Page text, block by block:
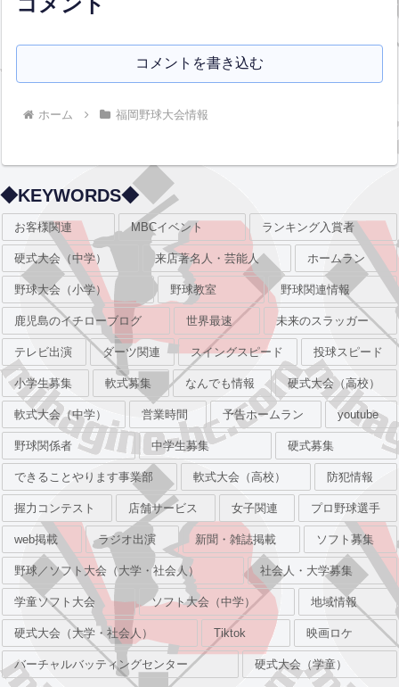
コメントを書き込む
ホーム 福岡野球大会情報
◆KEYWORDS◆
お客様関連 MBCイベント ランキング入賞者
硬式大会（中学） 来店著名人・芸能人 ホームラン
野球大会（小学） 野球教室 野球関連情報
鹿児島のイチローブログ 世界最速 未来のスラッガー
テレビ出演 ダーツ関連 スイングスピード 投球スピード
小学生募集 軟式募集 なんでも情報 硬式大会（高校）
軟式大会（中学） 営業時間 予告ホームラン youtube
野球関係者 中学生募集 硬式募集
できることやります事業部 軟式大会（高校） 防犯情報
握力コンテスト 店舗サービス 女子関連 プロ野球選手
web掲載 ラジオ出演 新聞・雑誌掲載 ソフト募集
野球／ソフト大会（大学・社会人） 社会人・大学募集
学童ソフト大会 ソフト大会（中学） 地域情報
硬式大会（大学・社会人） Tiktok 映画ロケ
バーチャルバッティングセンター 硬式大会（学童）